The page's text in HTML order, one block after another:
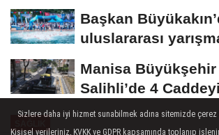
Başkan
uluslararası
Manisa
Salihli’de 4
Asfaltla...
Sizlere daha iyi hizmet sunabilmek adına sitemizde çerez
Kişisel verileriniz, KVKK ve GDPR kapsamında toplanıp